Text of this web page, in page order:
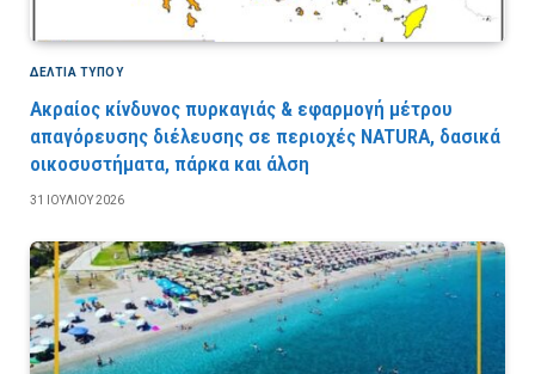
ΔΕΛΤΙΑ ΤΥΠΟΥ
Ακραίος κίνδυνος πυρκαγιάς & εφαρμογή μέτρου
απαγόρευσης διέλευσης σε περιοχές NATURA, δασικά
οικοσυστήματα, πάρκα και άλση
31 ΙΟΥΛΊΟΥ 2026